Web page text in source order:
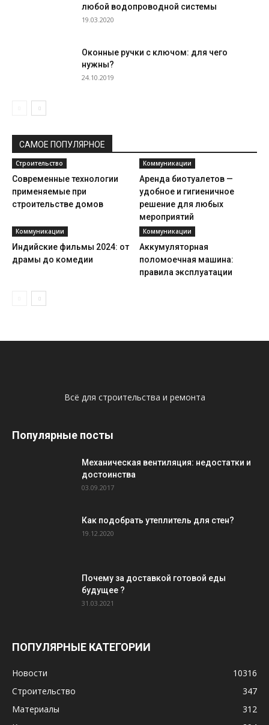
любой водопроводной системы
19.03.2020
Оконные ручки с ключом: для чего
нужны?
24.10.2019
САМОЕ ПОПУЛЯРНОЕ
Строительство
Современные технологии
применяемые при
строительстве домов
Коммуникации
Аренда биотуалетов —
удобное и гигиеничное
решение для любых
мероприятий
Коммуникации
Индийские фильмы 2024: от
драмы до комедии
Коммуникации
Аккумуляторная
поломоечная машина:
правила эксплуатации
Всё для строительства и ремонта
Популярные посты
Механическая вентиляция: недостатки и
достоинства
03.09.2017
Как подобрать утеплитель для стен?
19.12.2020
Почему за доставкой готовой еды
будущее ?
31.03.2021
ПОПУЛЯРНЫЕ КАТЕГОРИИ
Новости
10316
Строительство
347
Материалы
312